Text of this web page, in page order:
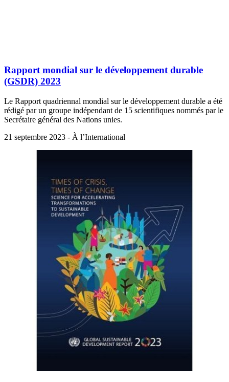
Rapport mondial sur le développement durable
(GSDR) 2023
Le Rapport quadriennal mondial sur le développement durable a été
rédigé par un groupe indépendant de 15 scientifiques nommés par le
Secrétaire général des Nations unies.
21 septembre 2023 - À l’International